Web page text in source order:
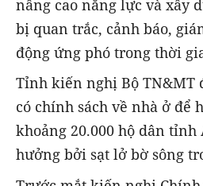
nâng cao năng lực và xây
bị quan trắc, cảnh báo,
động ứng phó trong thời
Tỉnh kiến nghị Bộ TN&MT
có chính sách về nhà ở để
khoảng 20.000 hộ dân
hưởng bởi sạt lở bờ sông